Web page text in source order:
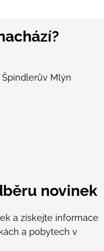
přátel,
pohodové
Špindlerův Mlýn
novinek
a získejte informace
a pobytech v